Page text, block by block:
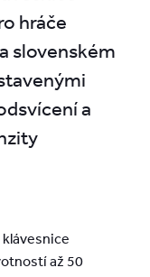
hráče
slovenském
a
až 50